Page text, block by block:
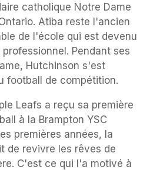
catholique Notre Dame
Atiba reste l'ancien
de l'école qui est devenu
Pendant ses
Hutchinson s'est
football de compétition.
Leafs a reçu sa première
à la Brampton YSC
premières années, la
de revivre les rêves de
C'est ce qui l'a motivé à